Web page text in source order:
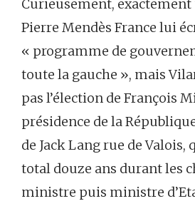
Curieusement, exactement
Pierre Mendès France lui
« programme de
toute la gauche », mais
pas l’élection de François
présidence de la
de Jack Lang rue de Valois,
total douze ans durant les
ministre puis ministre